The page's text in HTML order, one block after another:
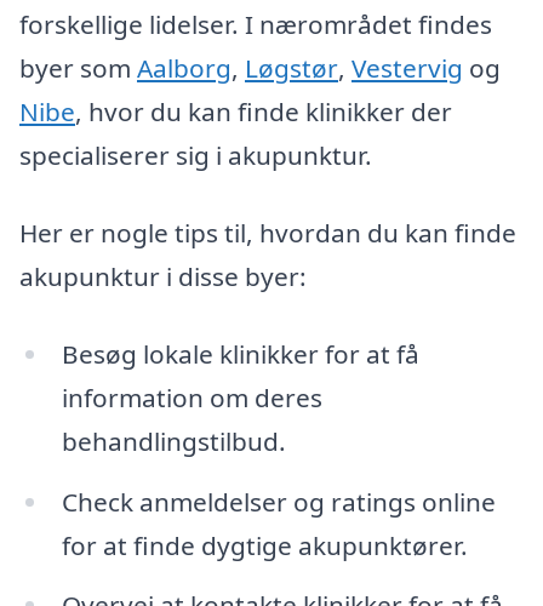
forskellige lidelser. I nærområdet findes
byer som Aalborg, Løgstør, Vestervig og
Nibe, hvor du kan finde klinikker der
specialiserer sig i akupunktur.
Her er nogle tips til, hvordan du kan finde
akupunktur i disse byer:
Besøg lokale klinikker for at få
information om deres
behandlingstilbud.
Check anmeldelser og ratings online
for at finde dygtige akupunktører.